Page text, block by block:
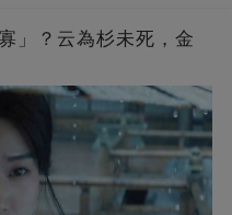
」？云為杉未死，金